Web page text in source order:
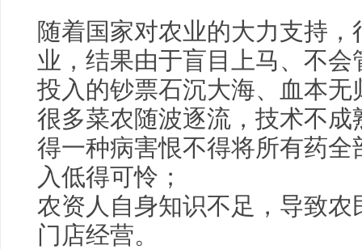
随着国家对农业的大力支持
业，结果由于盲目上马、不会
投入的钞票石沉大海、血本无
很多菜农随波逐流，技术不
得一种病害恨不得将所有药
入低得可怜；
农资人自身知识不足，导致
门店经营。